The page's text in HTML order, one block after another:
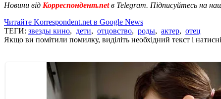
Новини від Корреспондент.netв Telegram. Підписуйтесь на
Читайте Korrespondent.net в Google News
ТЕГИ: звезды кино, дети, отцовство, роды, актер, отец
Якщо ви помітили помилку, виділіть необхідний текст і